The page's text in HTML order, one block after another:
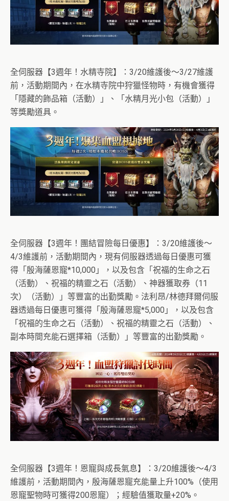
全伺服器【3週年！水精寺院】：3/20維護後～3/27維護
前，活動期間內，在水精寺院中狩獵怪物時，有機會獲得
「隱藏的飾品箱（活動）」、「水精月光小包（活動）」
等獎勵道具。
全伺服器【3週年！團結冒險每日優惠】：3/20維護後～
4/3維護前，活動期間內，現有伺服器透過每日優惠可獲
得「殷海薩恩寵*10,000」，以及包含「祝福的生命之石
（活動）、祝福的精靈之石（活動）、神器獲取券（11
次）（活動）」等豐富的出勤獎勵。法利昂/林德拜爾伺服
器透過每日優惠可獲得「殷海薩恩寵*5,000」，以及包含
「祝福的生命之石（活動）、祝福的精靈之石（活動）、
副本時間充能石選擇箱（活動）」等豐富的出勤獎勵。
全伺服器【3週年！恩寵與成長氣息】：3/20維護後～4/3
維護前，活動期間內，殷海薩恩寵充能量上升100%（使用
恩寵聖物時可獲得200恩寵）；經驗值獲取量+20%。